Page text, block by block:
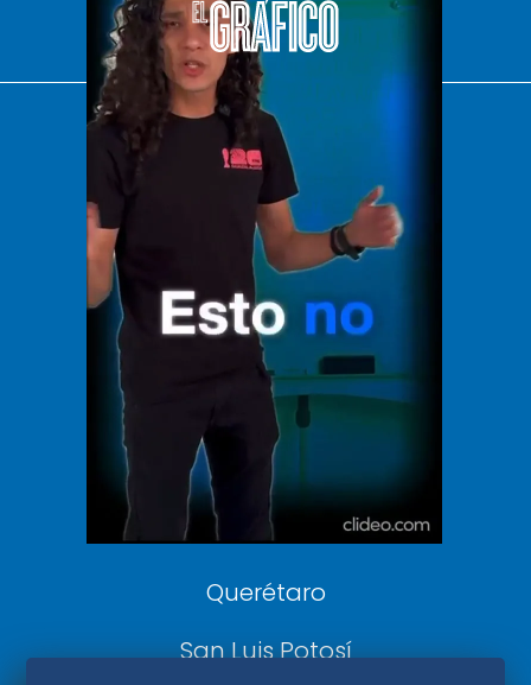
El Universal
Vive USA
Clase
De 10 sports
DeDinero
Confabulario
Aviso Oportuno
Consultas
Querétaro
San Luis Potosí